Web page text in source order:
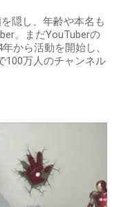
隠し、年齢や本名も
。まだYouTuberの
から活動を開始し、
100万人のチャンネル